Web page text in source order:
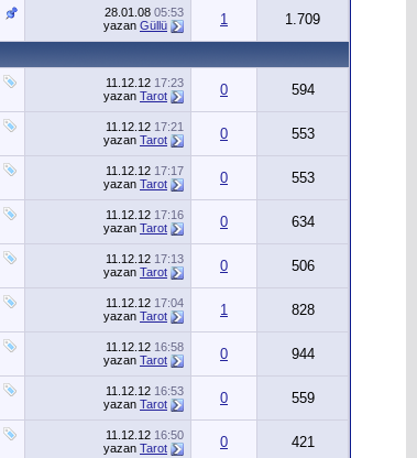
28.01.08 05:53
yazan Güllü 1 1.709
11.12.12 17:23
yazan Tarot 0 594
11.12.12 17:21
yazan Tarot 0 553
11.12.12 17:17
yazan Tarot 0 553
11.12.12 17:16
yazan Tarot 0 634
11.12.12 17:13
yazan Tarot 0 506
11.12.12 17:04
yazan Tarot 1 828
11.12.12 16:58
yazan Tarot 0 944
11.12.12 16:53
yazan Tarot 0 559
11.12.12 16:50
yazan Tarot 0 421